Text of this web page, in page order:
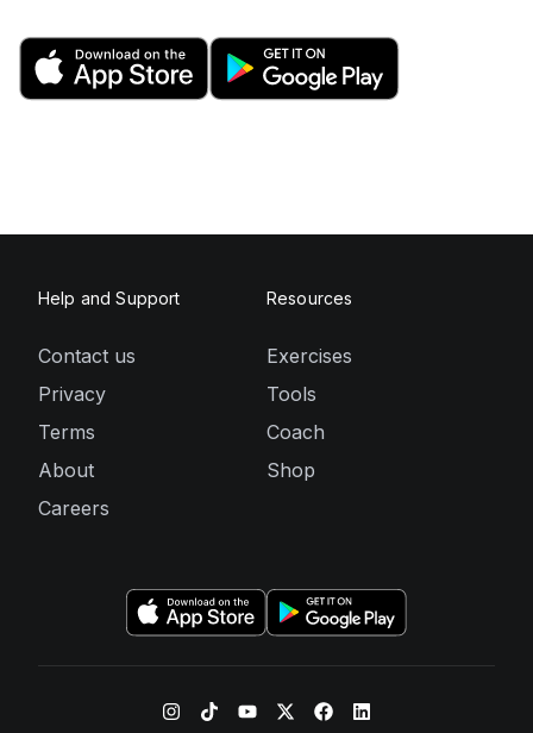
Help and Support
Contact us
Privacy
Terms
About
Careers
Resources
Exercises
Tools
Coach
Shop